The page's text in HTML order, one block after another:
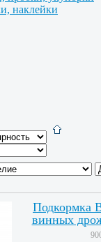
наклейки
Подкормка
винных